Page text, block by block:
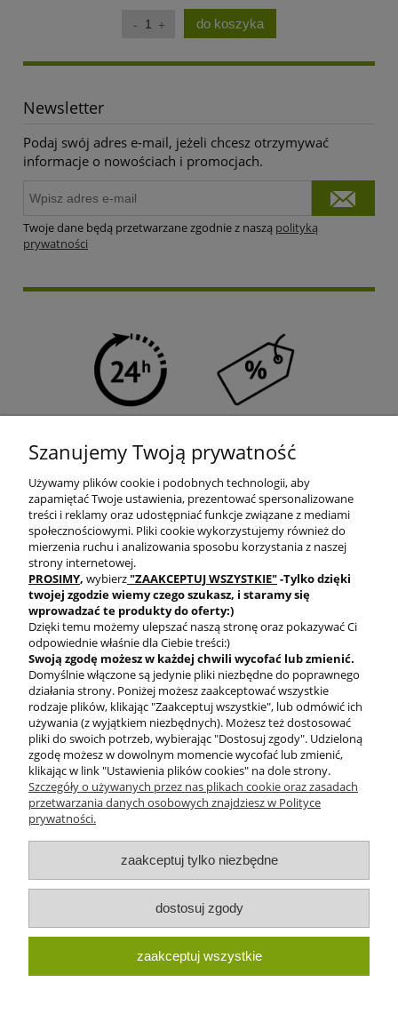
do koszyka
Newsletter
Podaj swój adres e-mail, jeżeli chcesz otrzymywać
informacje o nowościach i promocjach.
Twoje dane będą przetwarzane zgodnie z naszą polityką
prywatności
DARMOWA DOSTAWA PRODUKTY OD RĘKI
BEZPIECZNE
PŁATNOŚCI
O nas
Obsługa klienta
Pomoc
Szanujemy Twoją prywatność
Używamy plików cookie i podobnych technologii, aby
zapamiętać Twoje ustawienia, prezentować spersonalizowane
treści i reklamy oraz udostępniać funkcje związane z mediami
społecznościowymi. Pliki cookie wykorzystujemy również do
mierzenia ruchu i analizowania sposobu korzystania z naszej
strony internetowej.
PROSIMY, wybierz"ZAAKCEPTUJ WSZYSTKIE"-Tylko dzięki
twojej zgodziewiemy czego szukasz, i staramy się
wprowadzać te produkty do oferty:)
Dzięki temu możemy ulepszać naszą stronę oraz pokazywać Ci
odpowiednie właśnie dla Ciebie treści:)
Swoją zgodę możesz w każdej chwili wycofać lub zmienić.
Domyślnie włączone są jedynie pliki niezbędne do poprawnego
działania strony. Poniżej możesz zaakceptować wszystkie
rodzaje plików, klikając "Zaakceptuj wszystkie", lub odmówić ich
używania (z wyjątkiem niezbędnych). Możesz też dostosować
pliki do swoich potrzeb, wybierając "Dostosuj zgody". Udzieloną
zgodę możesz w dowolnym momencie wycofać lub zmienić,
klikając w link "Ustawienia plików cookies" na dole strony.
Szczegóły o używanych przez nas plikach cookie oraz zasadach
przetwarzania danych osobowych znajdziesz w Polityce
prywatności.
zaakceptuj tylko niezbędne
dostosuj zgody
zaakceptuj wszystkie